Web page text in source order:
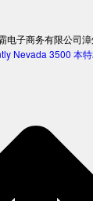
子商务有限公司
Nevada 3500 本